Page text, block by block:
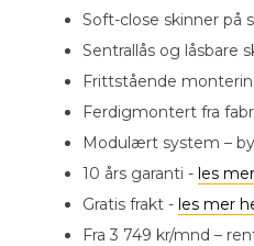
Soft-close skinner på
Sentrallås og låsbare
Frittstående
Ferdigmontert fra
Modulært system –
10 års garanti - les
Gratis frakt - les mer
Fra 3 749 kr/mnd –